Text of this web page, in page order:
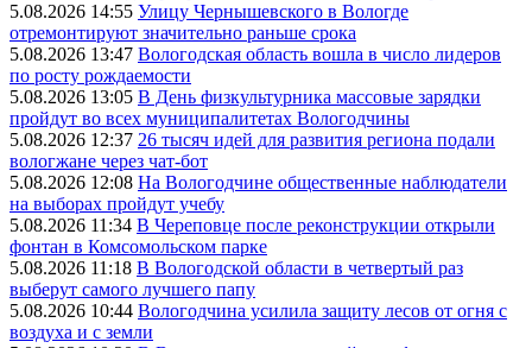
5.08.2026 14:55 Улицу Чернышевского в Вологде
отремонтируют значительно раньше срока
5.08.2026 13:47 Вологодская область вошла в число лидеров
по росту рождаемости
5.08.2026 13:05 В День физкультурника массовые зарядки
пройдут во всех муниципалитетах Вологодчины
5.08.2026 12:37 26 тысяч идей для развития региона подали
вологжане через чат-бот
5.08.2026 12:08 На Вологодчине общественные наблюдатели
на выборах пройдут учебу
5.08.2026 11:34 В Череповце после реконструкции открыли
фонтан в Комсомольском парке
5.08.2026 11:18 В Вологодской области в четвертый раз
выберут самого лучшего папу
5.08.2026 10:44 Вологодчина усилила защиту лесов от огня с
воздуха и с земли